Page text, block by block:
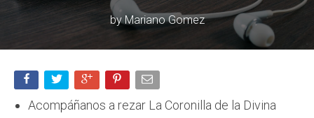
byMariano Gomez
Acompáñanos a rezar La Coronilla de la Divina